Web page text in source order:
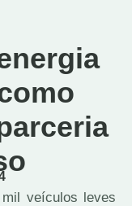
veículos leves